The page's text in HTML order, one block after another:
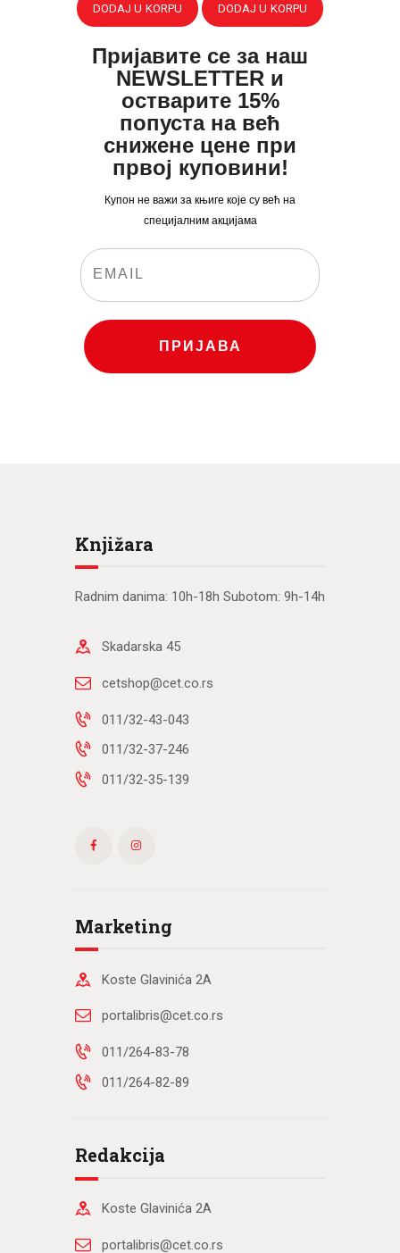
bila:
418.
320.
DODAJ U KORPU
bila:
682 .
0
0
рсд.
200.
0
0
рсд.
DODAJ U KORPU
Пријавите се за наш
NEWSLETTER и
остварите 15%
попуста на већ
снижене цене при
првој куповини!
Купон не важи за књиге које су већ на
специјалним акцијама
ПРИЈАВА
Knjižara
Radnim danima: 10h-18h Subotom: 9h-14h
Skadarska 45
cetshop@cet.co.rs
011/32-43-043
011/32-37-246
011/32-35-139
Marketing
Koste Glavinića 2A
portalibris@cet.co.rs
011/264-83-78
011/264-82-89
Redakcija
Koste Glavinića 2A
portalibris@cet.co.rs